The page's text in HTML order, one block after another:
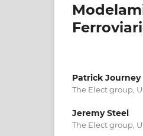
Patrick Journey
The Elect group,
Jeremy Steel
The Elect group,